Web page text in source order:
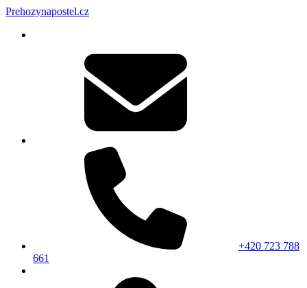
Prehozynapostel.cz
+420 723 788
661